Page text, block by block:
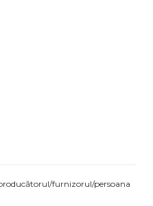
furnizorul/persoana